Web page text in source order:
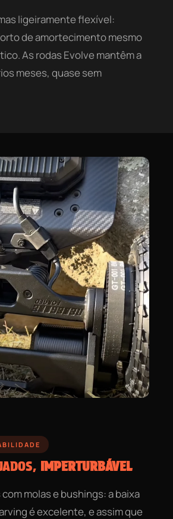
ligeiramente flexível:
de amortecimento mesmo
As rodas Evolve mantêm a
meses, quase sem
IMPERTURBÁVEL
molas e bushings: a baixa
é excelente, e assim que